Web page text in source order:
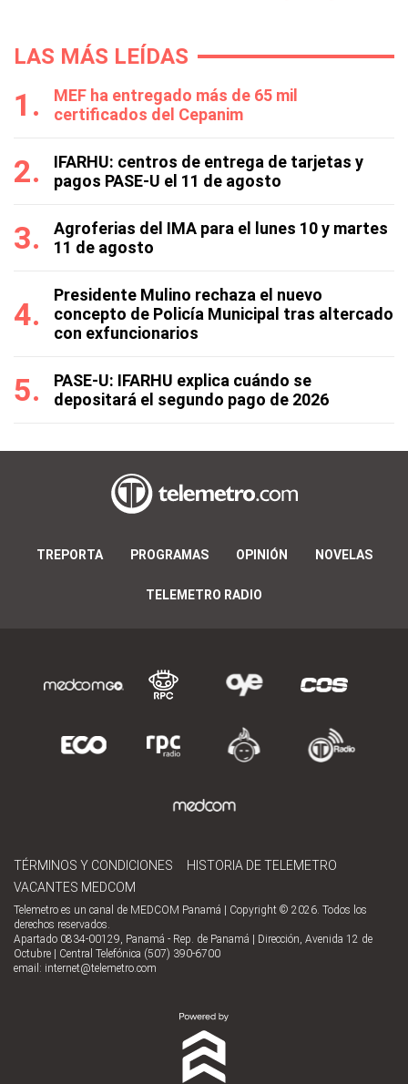
LAS MÁS LEÍDAS
MEF ha entregado más de 65 mil
certificados del Cepanim
IFARHU: centros de entrega de tarjetas y
pagos PASE-U el 11 de agosto
Agroferias del IMA para el lunes 10 y martes
11 de agosto
Presidente Mulino rechaza el nuevo
concepto de Policía Municipal tras altercado
con exfuncionarios
PASE-U: IFARHU explica cuándo se
depositará el segundo pago de 2026
TREPORTA PROGRAMAS OPINIÓN NOVELAS
TELEMETRO RADIO
TÉRMINOS Y CONDICIONES
HISTORIA DE TELEMETRO
VACANTES MEDCOM
Telemetro es un canal de MEDCOM Panamá | Copyright © 2026. Todos los
derechos reservados.
Apartado 0834-00129, Panamá - Rep. de Panamá | Dirección, Avenida 12 de
Octubre | Central Telefónica (507) 390-6700
email: internet@telemetro.com